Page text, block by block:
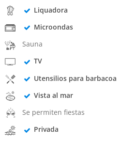
Liquadora
Microondas
Sauna
TV
Utensilios para barbacoa
Vista al mar
Se permiten fiestas
Privada